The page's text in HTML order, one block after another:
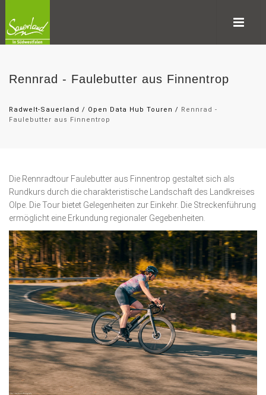
Rennrad - Faulebutter aus Finnentrop
Radwelt-Sauerland / Open Data Hub Touren / Rennrad -
Faulebutter aus Finnentrop
Die Rennradtour Faulebutter aus Finnentrop gestaltet sich als
Rundkurs durch die charakteristische Landschaft des Landkreises
Olpe. Die Tour bietet Gelegenheiten zur Einkehr. Die Streckenführung
ermöglicht eine Erkundung regionaler Gegebenheiten.